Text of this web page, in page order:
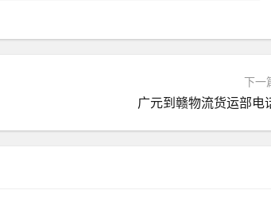
下一
广元到赣物流货运部电